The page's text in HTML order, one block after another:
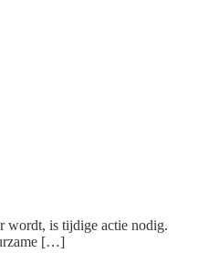
wordt, is tijdige actie nodig.
[…]